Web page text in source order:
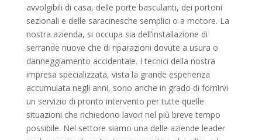
avvolgibili di casa, delle porte basculanti, dei portoni
sezionali e delle saracinesche semplici o a motore. La
nostra azienda, si occupa sia dell’installazione di
serrande nuove che di riparazioni dovute a usura o
danneggiamento accidentale. I tecnici della nostra
impresa specializzata, vista la grande esperienza
accumulata negli anni, sono anche in grado di fornirvi
un servizio di pronto intervento per tutte quelle
situazioni che richiedono lavori nel più breve tempo
possibile. Nel settore siamo una delle aziende leader